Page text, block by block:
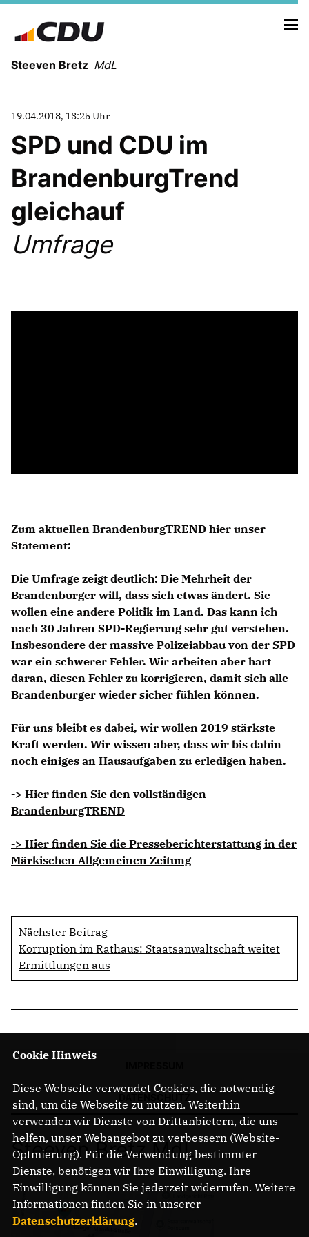
Steeven Bretz MdL
VITA
WAHLKREISBESUCHE
MEIN BÜRGERBÜRO
19.04.2018, 13:25 Uhr
SPD und CDU im
BrandenburgTrend
gleichauf
Umfrage
Zum aktuellen BrandenburgTREND hier unser
Statement:
Die Umfrage zeigt deutlich: Die Mehrheit der
Brandenburger will, dass sich etwas ändert. Sie
wollen eine andere Politik im Land. Das kann ich
nach 30 Jahren SPD-Regierung sehr gut verstehen.
Insbesondere der massive Polizeiabbau von der SPD
war ein schwerer Fehler. Wir arbeiten aber hart
daran, diesen Fehler zu korrigieren, damit sich alle
Brandenburger wieder sicher fühlen können.
Für uns bleibt es dabei, wir wollen 2019 stärkste
Kraft werden. Wir wissen aber, dass wir bis dahin
noch einiges an Hausaufgaben zu erledigen haben.
-> Hier finden Sie den vollständigen
BrandenburgTREND
-> Hier finden Sie die Presseberichterstattung in der
Märkischen Allgemeinen Zeitung
Nächster Beitrag
Korruption im Rathaus: Staatsanwaltschaft weitet
Ermittlungen aus
Steeven Bretz MdL
Cookie Hinweis
Diese Webseite verwendet Cookies, die notwendig
sind, um die Webseite zu nutzen. Weiterhin
verwenden wir Dienste von Drittanbietern, die uns
helfen, unser Webangebot zu verbessern (Website-
Optmierung). Für die Verwendung bestimmter
Dienste, benötigen wir Ihre Einwilligung. Ihre
Einwilligung können Sie jederzeit widerrufen. Weitere
Informationen finden Sie in unserer
Datenschutzerklärung.